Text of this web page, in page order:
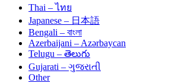
Thai – ไทย
Japanese – 日本語
Bengali – বাংলা
Azerbaijani – Azərbaycan
Telugu – తెలుగు
Gujarati – ગુજરાતી
Other